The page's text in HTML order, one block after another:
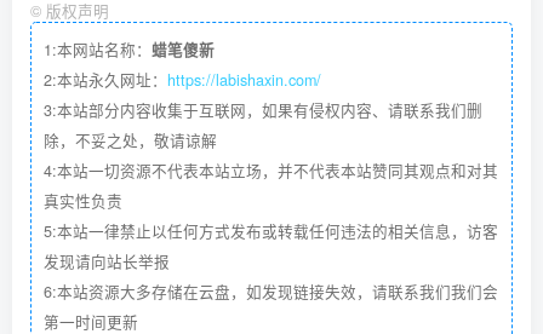
© 版权声明
1:本网站名称： 蜡笔傻新
2:本站永久网址： https://labishaxin.com/
3:本站部分内容收集于互联网，如果有侵权内容、请联系我们删
除，不妥之处，敬请谅解
4:本站一切资源不代表本站立场，并不代表本站赞同其观点和对其
真实性负责
5:本站一律禁止以任何方式发布或转载任何违法的相关信息，访客
发现请向站长举报
6:本站资源大多存储在云盘，如发现链接失效，请联系我们我们会
第一时间更新